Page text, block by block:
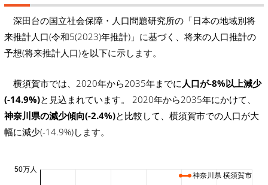
深田台の国立社会保障・人口問題研究所の「日本の地域別将
来推計人口(令和5(2023)年推計)」に基づく、将来の人口推計の
予想(将来推計人口)を以下に示します。
横須賀市では、2020年から2035年までに 人口が-8%以上減少
(-14.9%)と見込まれています。 2020年から2035年にかけて、
神奈川県の減少傾向(-2.4%)と比較して、横須賀市での人口が大
幅に減少(-14.9%)します。
50万人
神奈川県 横須賀市